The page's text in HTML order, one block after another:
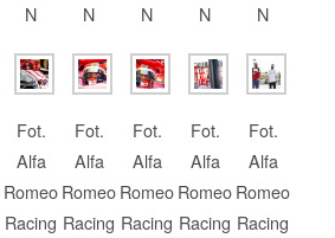
N
N
N
N
N
Fot.
Alfa
Romeo
Racing
Fot.
Alfa
Romeo
Racing
Fot.
Alfa
Romeo
Racing
Fot.
Alfa
Romeo
Racing
Fot.
Alfa
Romeo
Racing